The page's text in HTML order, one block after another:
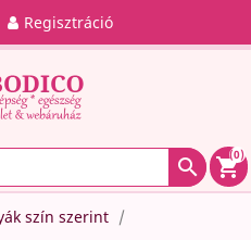
Regisztráció
 shopping_cart
(0)
szín szerint